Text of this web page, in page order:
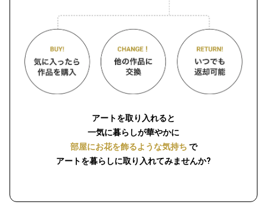
アートを取り入れると
一気に暮らしが華やかに
部屋にお花を飾るような気持ち で
アートを暮らしに取り入れてみませんか?